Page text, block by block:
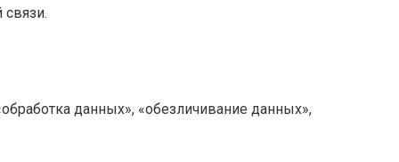
данных», «обезличивание данных»,